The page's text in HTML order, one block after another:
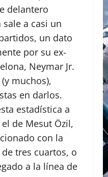
delantero
a casi un
un dato
por su ex-
Neymar Jr.
muchos),
en darlos.
estadística a
de Mesut Özil,
con la
tres cuartos, o
a la línea de